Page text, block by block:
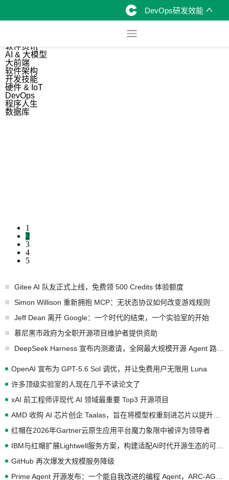
DevOps研发效能
软件资讯
AI & 大模型
大前端
软件架构
开发技能
硬件 & IoT
DevOps
程序人生
数据库
1
2
3
4
5
Gitee AI 队友正式上线，免费领 500 Credits 体验额度
Simon Willison 重新拥抱 MCP：无状态协议如何改变游戏规则
Jeff Dean 离开 Google：一个时代的结束，一个实验室的开始
慕尼黑市政府为全职开源项目维护者提供资助
OpenAI 宣布为 GPT-5.6 Sol 调优，并让免费用户无限用 Luna
许多顶级实验室的人现在几乎不读论文了
xAI 前工程师评现代 AI 领域最重要 Top3 开源项目
红帽在2026年Gartner云原生应用平台魔力象限中被评为领导者
GitHub 再次爆发大规模服务降级